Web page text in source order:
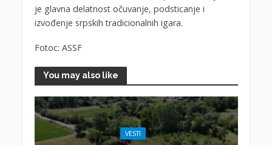
je glavna delatnost očuvanje, podsticanje i
izvođenje srpskih tradicionalnih igara.
Fotoc: ASSF
You may also like
VESTI